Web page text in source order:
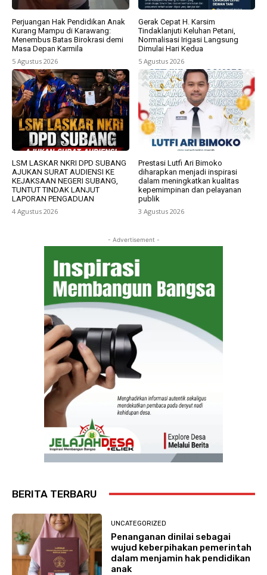
Perjuangan Hak Pendidikan Anak
Kurang Mampu di Karawang:
Menembus Batas Birokrasi demi
Masa Depan Karmila
5 Agustus 2026
Gerak Cepat H. Karsim
Tindaklanjuti Keluhan Petani,
Normalisasi Irigasi Langsung
Dimulai Hari Kedua
5 Agustus 2026
LSM LASKAR NKRI DPD SUBANG
AJUKAN SURAT AUDIENSI KE
KEJAKSAAN NEGERI SUBANG,
TUNTUT TINDAK LANJUT
LAPORAN PENGADUAN
4 Agustus 2026
Prestasi Lutfi Ari Bimoko
diharapkan menjadi inspirasi
dalam meningkatkan kualitas
kepemimpinan dan pelayanan
publik
3 Agustus 2026
- Advertisement -
BERITA TERBARU
UNCATEGORIZED
Penanganan dinilai sebagai
wujud keberpihakan pemerintah
dalam menjamin hak pendidikan
anak